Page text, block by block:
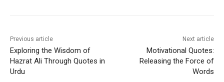
Previous article
Exploring the Wisdom of
Hazrat Ali Through Quotes in
Urdu
Next article
Motivational Quotes:
Releasing the Force of
Words